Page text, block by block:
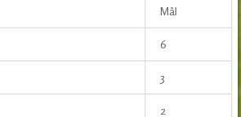
Mål
6
3
2